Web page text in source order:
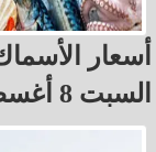
أسعار
السبت 8 أغسطس 2026